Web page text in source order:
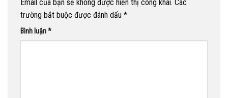
Email của bạn sẽ không được hiển thị công khai. Các
trường bắt buộc được đánh dấu *
Bình luận*